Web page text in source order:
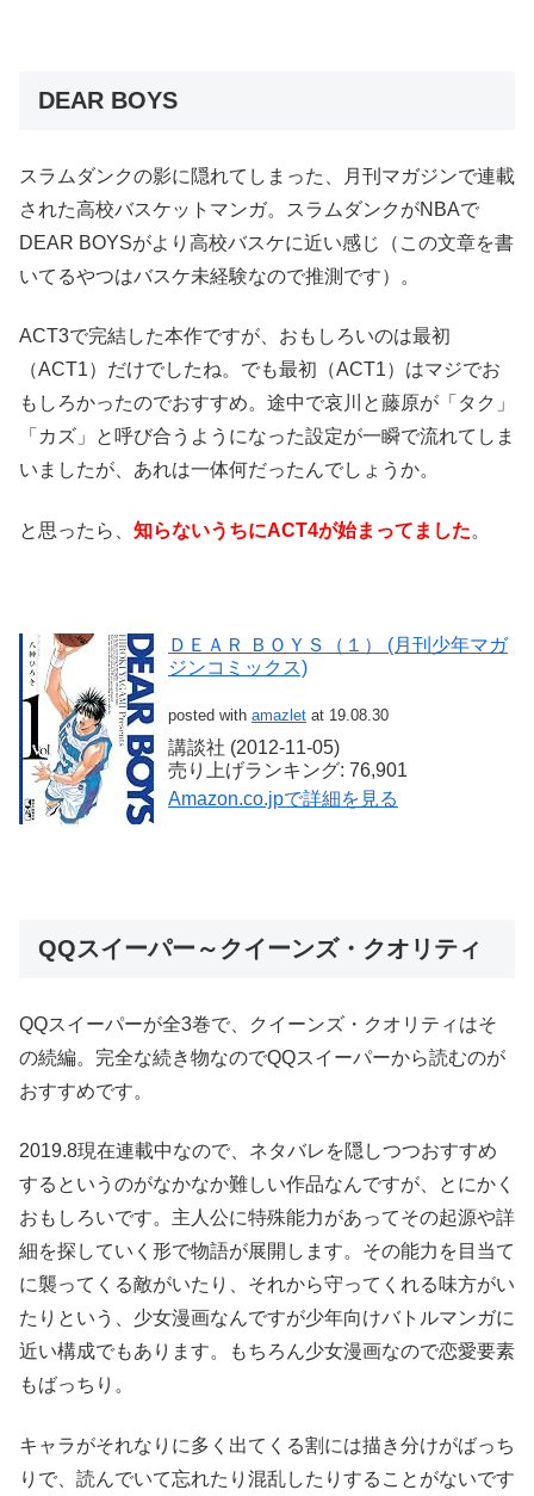
DEAR BOYS
スラムダンクの影に隠れてしまった、月刊マガジンで連載
された高校バスケットマンガ。スラムダンクがNBAで
DEAR BOYSがより高校バスケに近い感じ（この文章を書
いてるやつはバスケ未経験なので推測です）。
ACT3で完結した本作ですが、おもしろいのは最初
（ACT1）だけでしたね。でも最初（ACT1）はマジでお
もしろかったのでおすすめ。途中で哀川と藤原が「タク」
「カズ」と呼び合うようになった設定が一瞬で流れてしま
いましたが、あれは一体何だったんでしょうか。
と思ったら、 知らないうちにACT4が始まってました。
ＤＥＡＲ ＢＯＹＳ（１） (月刊少年マガ
ジンコミックス)
posted with amazlet at 19.08.30
講談社 (2012-11-05)
売り上げランキング: 76,901
Amazon.co.jpで詳細を見る
QQスイーパー～クイーンズ・クオリティ
QQスイーパーが全3巻で、クイーンズ・クオリティはそ
の続編。完全な続き物なのでQQスイーパーから読むのが
おすすめです。
2019.8現在連載中なので、ネタバレを隠しつつおすすめ
するというのがなかなか難しい作品なんですが、とにかく
おもしろいです。主人公に特殊能力があってその起源や詳
細を探していく形で物語が展開します。その能力を目当て
に襲ってくる敵がいたり、それから守ってくれる味方がい
たりという、少女漫画なんですが少年向けバトルマンガに
近い構成でもあります。もちろん少女漫画なので恋愛要素
もばっちり。
キャラがそれなりに多く出てくる割には描き分けがばっち
りで、読んでいて忘れたり混乱したりすることがないです